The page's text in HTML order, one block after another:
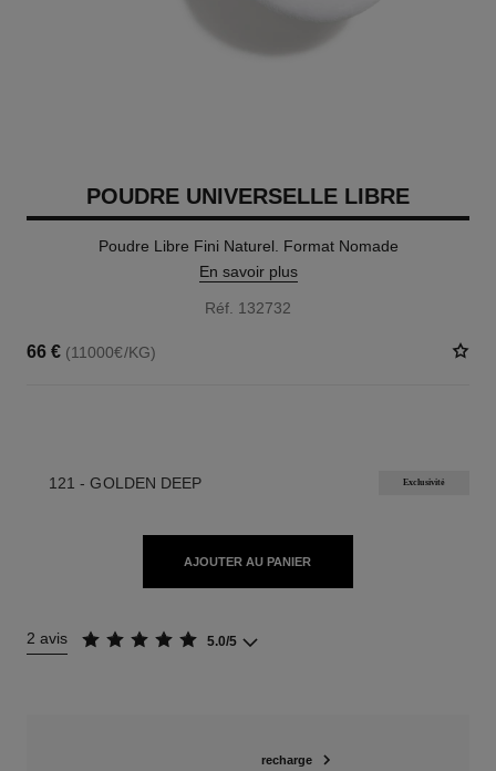
POUDRE UNIVERSELLE LIBRE
Poudre Libre Fini Naturel. Format Nomade
En savoir plus
Réf. 132732
66 € (11000€/KG)
121 - GOLDEN DEEP Exclusivité
AJOUTER AU PANIER
2 avis 5.0/5
recharge